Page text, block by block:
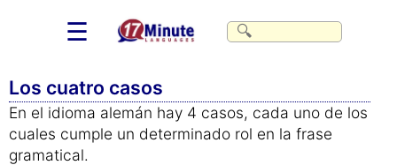
☰
Los cuatro casos
En el idioma alemán hay 4 casos, cada uno de los
cuales cumple un determinado rol en la frase
gramatical.